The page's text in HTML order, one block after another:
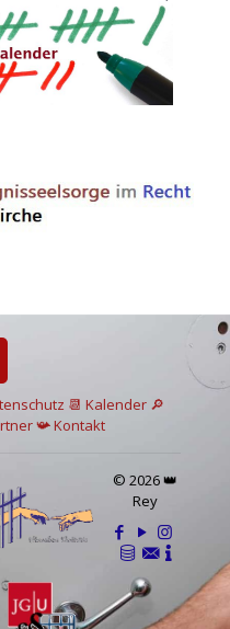
📆 Kalender 🔎
📯Kontakt
© 2026 👑
Rey